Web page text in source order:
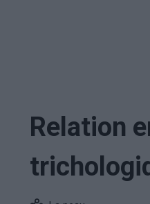
Relation